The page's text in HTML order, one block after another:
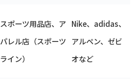
スポーツ用品店、ア
パレル店（スポーツ
ライン）
Nike、adidas、
アルペン、ゼビ
オなど